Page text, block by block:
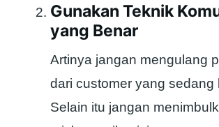
Gunakan Teknik
yang Benar
Artinya jangan mengulang
dari customer yang sedang
Selain itu jangan